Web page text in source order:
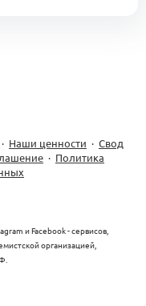
Альянса
· Наши ценности · Свод
· Политика
и Facebook - сервисов,
организацией,